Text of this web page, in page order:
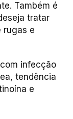
Também é
tratar
rugas e
infecção
tendência
e